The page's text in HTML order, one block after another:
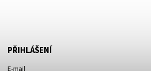
PŘIHLÁŠENÍ
E-mail